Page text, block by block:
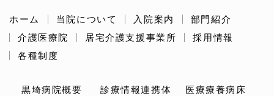
ホーム 当院について 入院案内
部門紹介
介護医療院
居宅介護支援事業所
採用情報
各種制度
黒埼病院概要 診療情報連携体 医療療養病床